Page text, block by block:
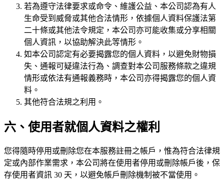
若為遵守法律要求或命令、維護公益、本公司認為有人
生命受到威脅或其他合法情形，依據個人資料保護法第
二十條或其他法令規定，本公司亦可能收集或分享相關
個人資訊，以協助解決此等情形。
如本公司認定有必要揭露您的個人資料，以避免財物損
失、通報可疑違法行為、調查對本公司服務條款之違規
情形或依法有通報義務時，本公司亦得揭露您的個人資
料。
其他符合法規之利用。
六、使用者就個人資料之權利
您得隨時停用或刪除您在本服務註冊之帳戶，惟為符合法律規
定或內部作業需求，本公司將在使用者停用或刪除帳戶後，保
存使用者資訊 30 天，以避免帳戶刪除機制被不當使用。